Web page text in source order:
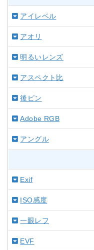
アイレベル
アオリ
明るいレンズ
アスペクト比
後ピン
Adobe RGB
アングル
Exif
ISO感度
一眼レフ
EVF